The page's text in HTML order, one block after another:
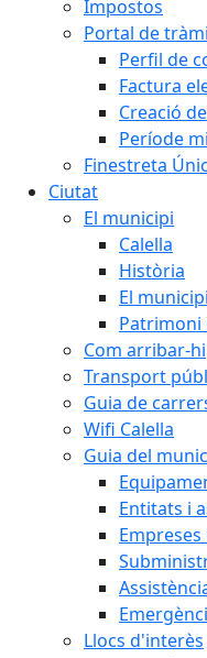
Impostos
Portal de
Perfil de
Factura
Creació
Període
Finestreta
Ciutat
El municipi
Calella
Història
El
Patrimoni
Com arribar-hi
Transport
Guia de
Wifi Calella
Guia del
Entitats i
Llocs d'interès